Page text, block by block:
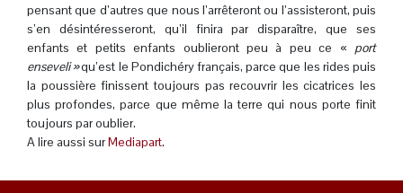
pensant que d’autres que nous l’arrêteront ou l’assisteront, puis
s’en désintéresseront, qu’il finira par disparaître, que ses
enfants et petits enfants oublieront peu à peu ce « port
enseveli »qu’est le Pondichéry français, parce que les rides puis
la poussière finissent toujours pas recouvrir les cicatrices les
plus profondes, parce que même la terre qui nous porte finit
toujours par oublier.
A lire aussi surMediapart.